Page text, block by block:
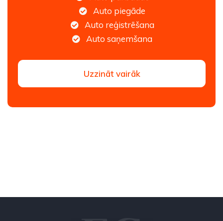
Auto piegāde
Auto reģistrēšana
Auto saņemšana
Uzzināt vairāk